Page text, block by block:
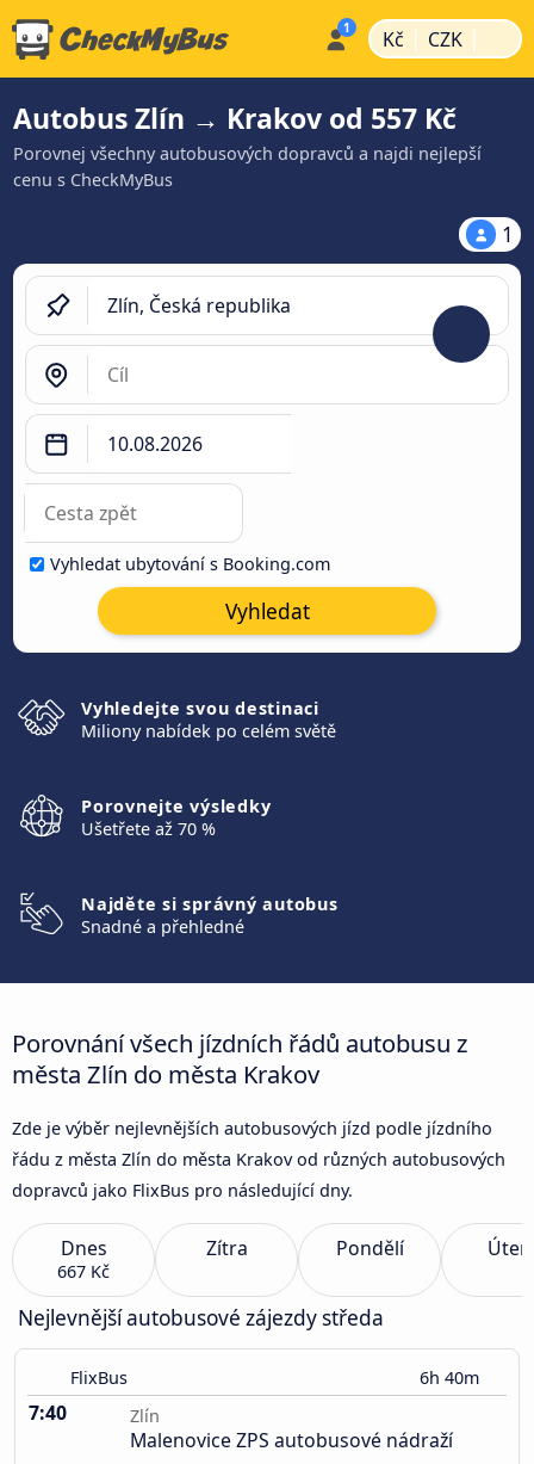
Kč | CZK |
Autobus Zlín → Krakov od 557 Kč
Porovnej všechny autobusových dopravců a najdi nejlepší
cenu s CheckMyBus
1
Vyhledat ubytování s Booking.com
Vyhledat
Vyhledejte svou destinaci
Miliony nabídek po celém světě
Porovnejte výsledky
Ušetřete až 70 %
Najděte si správný autobus
Snadné a přehledné
Porovnání všech jízdních řádů autobusu z
města Zlín do města Krakov
Zde je výběr nejlevnějších autobusových jízd podle jízdního
řádu z města Zlín do města Krakov od různých autobusových
dopravců jako FlixBus pro následující dny.
Dnes
667 Kč
Zítra Pondělí
Nejlevnější autobusové zájezdy středa
FlixBus 6h 40m
7:40 Zlín
Malenovice ZPS autobusové nádraží